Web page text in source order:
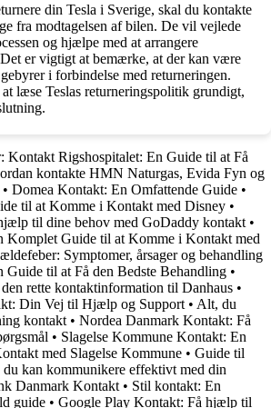
din Tesla i Sverige, skal du kontakte
fra modtagelsen af bilen. De vil vejlede
og hjælpe med at arrangere
er vigtigt at bemærke, at der kan være
i forbindelse med returneringen.
læse Teslas returneringspolitik grundigt,
Kontakt Rigshospitalet: En Guide til at Få
kontakte HMN Naturgas, Evida Fyn og
• Domea Kontakt: En Omfattende Guide •
til at Komme i Kontakt med Disney •
til dine behov med GoDaddy kontakt •
Komplet Guide til at Komme i Kontakt med
Symptomer, årsager og behandling
til at Få den Bedste Behandling •
rette kontaktinformation til Danhaus •
Din Vej til Hjælp og Support • Alt, du
kontakt • Nordea Danmark Kontakt: Få
• Slagelse Kommune Kontakt: En
med Slagelse Kommune • Guide til
kan kommunikere effektivt med din
Danmark Kontakt • Stil kontakt: En
guide • Google Play Kontakt: Få hjælp til